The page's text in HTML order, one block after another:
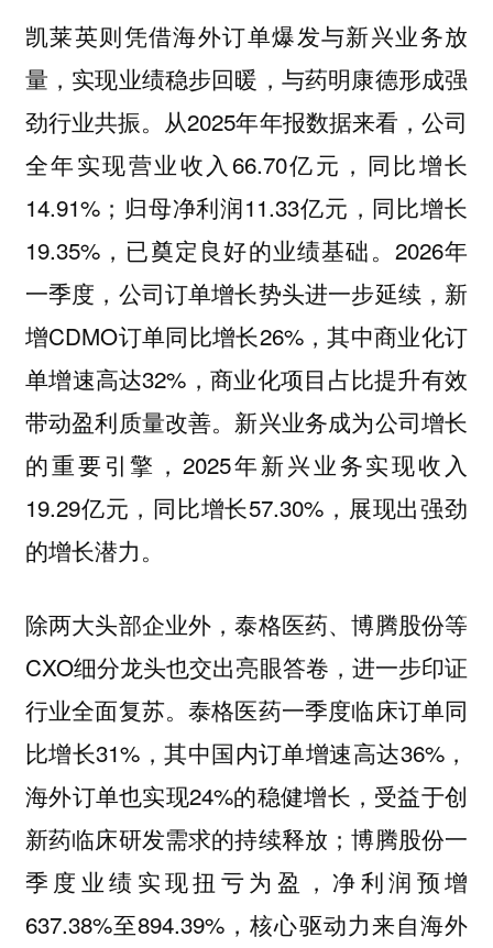
凯莱英则凭借海外订单爆发与新兴业务放
量，实现业绩稳步回暖，与药明康德形成强
劲行业共振。从2025年年报数据来看，公司
全年实现营业收入66.70亿元，同比增长
14.91%；归母净利润11.33亿元，同比增长
19.35%，已奠定良好的业绩基础。2026年
一季度，公司订单增长势头进一步延续，新
增CDMO订单同比增长26%，其中商业化订
单增速高达32%，商业化项目占比提升有效
带动盈利质量改善。新兴业务成为公司增长
的重要引擎，2025年新兴业务实现收入
19.29亿元，同比增长57.30%，展现出强劲
的增长潜力。
除两大头部企业外，泰格医药、博腾股份等
CXO细分龙头也交出亮眼答卷，进一步印证
行业全面复苏。泰格医药一季度临床订单同
比增长31%，其中国内订单增速高达36%，
海外订单也实现24%的稳健增长，受益于创
新药临床研发需求的持续释放；博腾股份一
季度业绩实现扭亏为盈，净利润预增
637.38%至894.39%，核心驱动力来自海外